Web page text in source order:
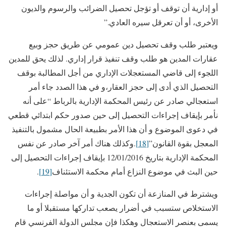
أو إدارية أن توقف أو تؤجل تحصيل الضرائب والرسوم والديون
الأخرى، أو أن تعرقل سيره العادي.”
ويعتبر طلب وقف تحصيل دين عمومي عن طريق حجز وبيع
عقارات المدين هو طلب وقف تنفيذ قرار إداري. لذلك يحق للمدين
اللجوء إلى قاضي المستعجلات الإداري من أجل المطالبة بوقف
التحصيل الذي أدى إلى حجز العقار،و في هذا الصدد جاء أمر
استعجالي صادر عن رئيس المحكمة الإدارية بالرباط “على أنه
نأمر بإيقاف إجراءات التحصيل إلى حين صدور حكم ابتدائي قطعي
في دعوى الموضوع و أن هذا الأمر بطبيعة الحال مشمول بالتنفيذ
المعجل بقوة القانون”[18]
.وكذلك هناك أمر آخر صادر عن نفس
المحكمة الإدارية بتاريخ 12/01/2016 بإيقاف إجراءات التحصيل إلى
حين البث في موضوع النزاع أمام محكمة الاستئناف[19]
.
ويشترط في المنازعة أن تكون الجدية و أن مواصلة إجراءات
الاستخلاص ستسبب في أضرار يصعب تداركها مستقبلا أو ما
يسمى بعنصر الاستعجال وهكذا فإن مجلس الدولة الفرنسي قام